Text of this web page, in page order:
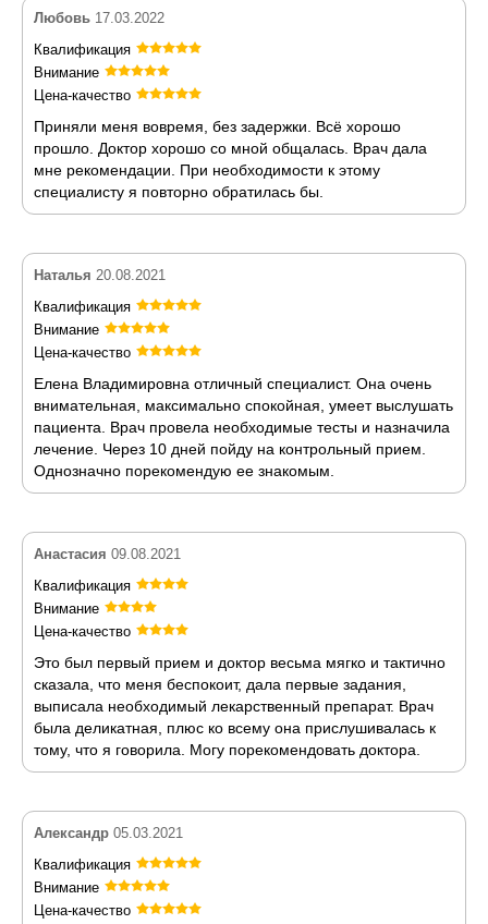
Любовь 17.03.2022
Квалификация
Внимание
Цена-качество
Приняли меня вовремя, без задержки. Всё хорошо
прошло. Доктор хорошо со мной общалась. Врач дала
мне рекомендации. При необходимости к этому
специалисту я повторно обратилась бы.
Наталья 20.08.2021
Квалификация
Внимание
Цена-качество
Елена Владимировна отличный специалист. Она очень
внимательная, максимально спокойная, умеет выслушать
пациента. Врач провела необходимые тесты и назначила
лечение. Через 10 дней пойду на контрольный прием.
Однозначно порекомендую ее знакомым.
Анастасия 09.08.2021
Квалификация
Внимание
Цена-качество
Это был первый прием и доктор весьма мягко и тактично
сказала, что меня беспокоит, дала первые задания,
выписала необходимый лекарственный препарат. Врач
была деликатная, плюс ко всему она прислушивалась к
тому, что я говорила. Могу порекомендовать доктора.
Александр 05.03.2021
Квалификация
Внимание
Цена-качество